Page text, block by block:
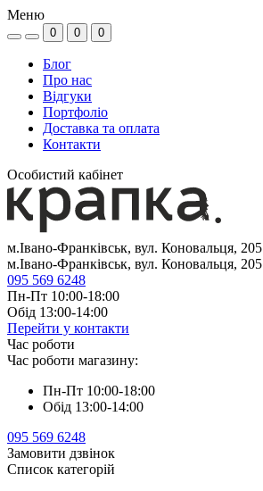
Меню
0 0 0
Блог
Про нас
Відгуки
Портфоліо
Доставка та оплата
Контакти
Особистий кабінет
м.Івано-Франківськ, вул. Коновальця, 205
м.Івано-Франківськ, вул. Коновальця, 205
095 569 6248
Пн-Пт 10:00-18:00
Обід 13:00-14:00
Перейти у контакти
Час роботи
Час роботи магазину:
Пн-Пт 10:00-18:00
Обід 13:00-14:00
095 569 6248
Замовити дзвінок
Список категорій